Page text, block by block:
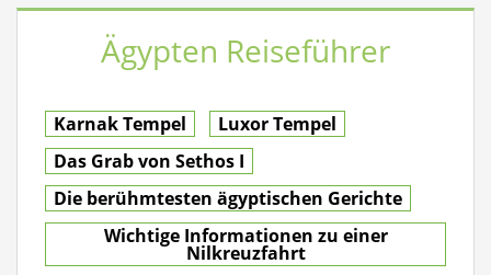
Ägypten Reiseführer
Karnak Tempel
Luxor Tempel
Das Grab von Sethos I
Die berühmtesten ägyptischen Gerichte
Wichtige Informationen zu einer
Nilkreuzfahrt